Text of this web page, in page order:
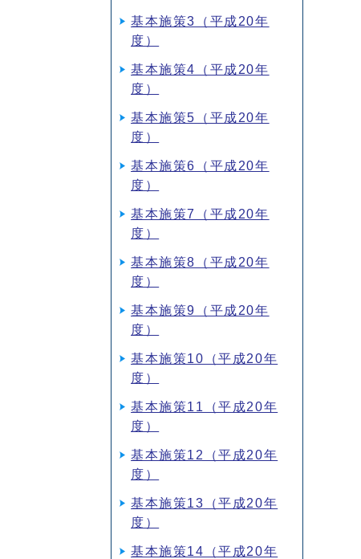
基本施策3（平成20年
度）
基本施策4（平成20年
度）
基本施策5（平成20年
度）
基本施策6（平成20年
度）
基本施策7（平成20年
度）
基本施策8（平成20年
度）
基本施策9（平成20年
度）
基本施策10（平成20年
度）
基本施策11（平成20年
度）
基本施策12（平成20年
度）
基本施策13（平成20年
度）
基本施策14（平成20年